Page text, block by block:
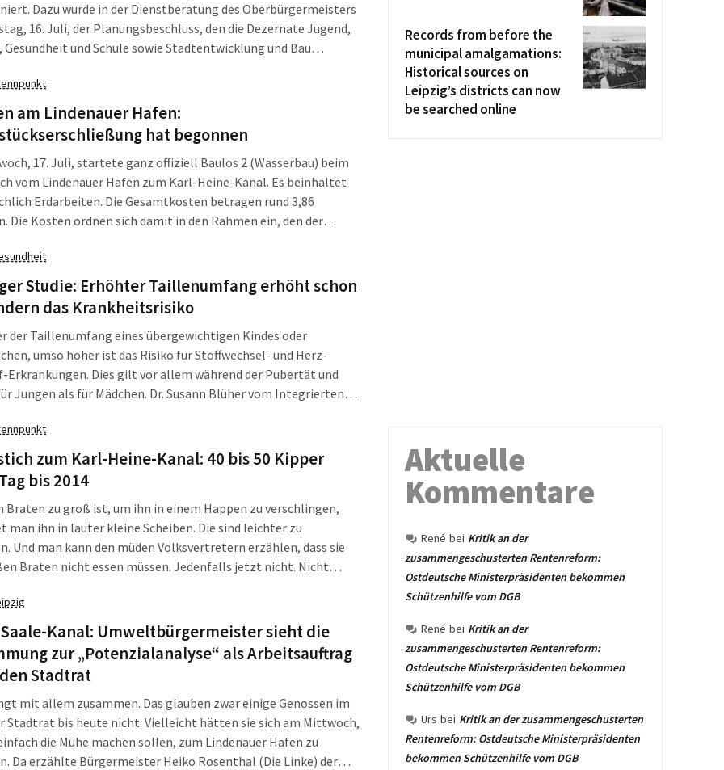
Dazu wurde in der Dienstberatung des Oberbürgermeisters
16. Juli, der Planungsbeschluss, den die Dezernate Jugend,
Gesundheit und Schule sowie Stadtentwicklung und Bau
am Lindenauer Hafen:
hat begonnen
17. Juli, startete ganz offiziell Baulos 2 (Wasserbau) beim
vom Lindenauer Hafen zum Karl-Heine-Kanal. Es beinhaltet
Erdarbeiten. Die Gesamtkosten betragen rund 3,86
Die Kosten ordnen sich damit in den Rahmen ein, den der
und der Erschließung des zentralen Bereichs mit
Euro veranschlagt hat.
Studie: Erhöhter Taillenumfang erhöht schon
das Krankheitsrisiko
der Taillenumfang eines übergewichtigen Kindes oder
umso höher ist das Risiko für Stoffwechsel- und Herz-
Erkrankungen. Dies gilt vor allem während der Pubertät und
Jungen als für Mädchen. Dr. Susann Blüher vom Integrierten
im Rahmen einer multizentrischen Erhebung die Daten von
und Jugendlichen im Alter von 11 bis 18 Jahren.
zum Karl-Heine-Kanal: 40 bis 50 Kipper
bis 2014
Braten zu groß ist, um ihn in einem Happen zu verschlingen,
man ihn in lauter kleine Scheiben. Die sind leichter zu
Und man kann den müden Volksvertretern erzählen, dass sie
Braten nicht essen müssen. Jedenfalls jetzt nicht. Nicht
zwischen Karl-Heine-Kanal und Lindenauer Hafen.
Kanal: Umweltbürgermeister sieht die
zur „Potenzialanalyse“ als Arbeitsauftrag
Stadtrat
mit allem zusammen. Das glauben zwar einige Genossen im
Stadtrat bis heute nicht. Vielleicht hätten sie sich am Mittwoch,
die Mühe machen sollen, zum Lindenauer Hafen zu
Da erzählte Bürgermeister Heiko Rosenthal (Die Linke) der
Records from before the
municipal amalgamations:
Historical sources on
Leipzig’s districts can now
be searched online
Aktuelle
Kommentare
René bei Kritik an der
zusammengeschusterten Rentenreform:
Ostdeutsche Ministerpräsidenten bekommen
Schützenhilfe vom DGB
René bei Kritik an der
zusammengeschusterten Rentenreform:
Ostdeutsche Ministerpräsidenten bekommen
Schützenhilfe vom DGB
Urs bei Kritik an der zusammengeschusterten
Rentenreform: Ostdeutsche Ministerpräsidenten
bekommen Schützenhilfe vom DGB